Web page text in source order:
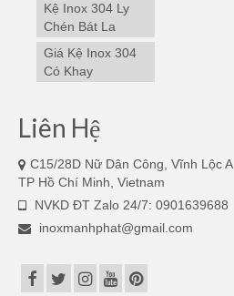
Kệ Inox 304 Ly
Chén Bát La
Giá Kệ Inox 304
Có Khay
Liên Hệ
C15/28D Nữ Dân Công, Vĩnh Lộc A
TP Hồ Chí Minh, Vietnam
NVKD ĐT Zalo 24/7: 0901639688
inoxmanhphat@gmail.com